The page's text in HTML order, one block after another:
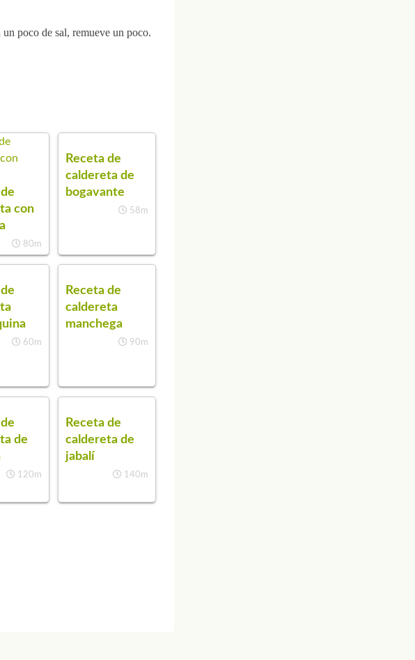
poco de sal, remueve un poco.
con
80m
Receta de
caldereta de
bogavante
58m
60m
Receta de
caldereta
manchega
90m
de
120m
Receta de
caldereta de
jabalí
140m